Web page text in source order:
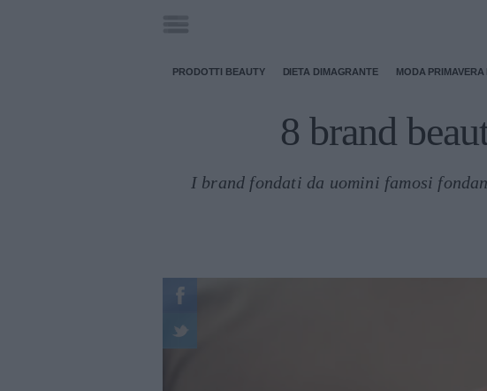
PRODOTTI BEAUTY DIETA DIMAGRANTE MODA PRIMAVERA
8 brand
I brand fondati da uomini famosi